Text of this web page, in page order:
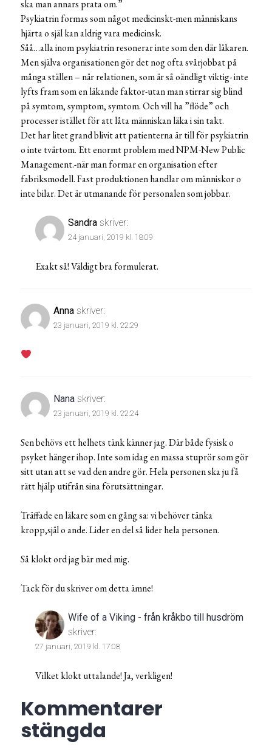
ska man annars prata om.”
Psykiatrin formas som något medicinskt-men människans
hjärta o själ kan aldrig vara medicinsk.
Såå…alla inom psykiatrin resonerar inte som den där läkaren.
Men själva organisationen gör det nog ofta svårjobbat på
många ställen – när relationen, som är så oändligt viktig- inte
lyfts fram som en läkande faktor-utan man stirrar sig blind
på symtom, symptom, symtom. Och vill ha ”flöde” och
processer istället för att låta människan läka i sin takt.
Det har litet grand blivit att patienterna är till för psykiatrin
o inte tvärtom. Ett enormt problem med NPM-New Public
Management.-när man formar en organisation efter
fabriksmodell. Fast produktionen handlar om människor o
inte bilar. Det är utmanande för personalen som jobbar.
Sandra skriver:
24 januari, 2019 kl. 18:09
Exakt så! Väldigt bra formulerat.
Anna skriver:
23 januari, 2019 kl. 22:29
Nana skriver:
23 januari, 2019 kl. 22:24
Sen behövs ett helhets tänk känner jag. Där både fysisk o
psyket hänger ihop. Inte som idag en massa stuprör som gör
sitt utan att se vad den andre gör. Hela personen ska ju få
rätt hjälp utifrån sina förutsättningar.
Träffade en läkare som en gång sa: vi behöver tänka
kropp,själ o ande. Lider en del så lider hela personen.
Så klokt ord jag bär med mig.
Tack för du skriver om detta ämne!
Wife of a Viking - från kråkbo till husdröm
skriver:
27 januari, 2019 kl. 17:08
Vilket klokt uttalande! Ja, verkligen!
Kommentarer
stängda